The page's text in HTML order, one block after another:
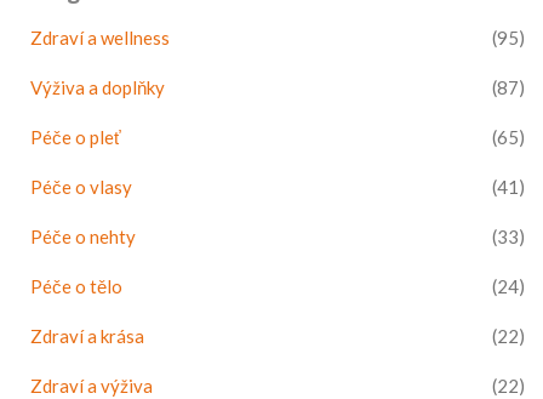
Zdraví a wellness (95)
Výživa a doplňky (87)
Péče o pleť (65)
Péče o vlasy (41)
Péče o nehty (33)
Péče o tělo (24)
Zdraví a krása (22)
Zdraví a výživa (22)